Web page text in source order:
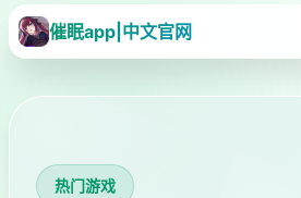
催眠app|中文官网
热门游戏